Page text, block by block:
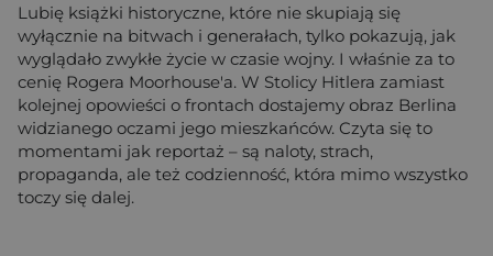
Lubię książki historyczne, które nie skupiają się
wyłącznie na bitwach i generałach, tylko pokazują, jak
wyglądało zwykłe życie w czasie wojny. I właśnie za to
cenię Rogera Moorhouse'a. W Stolicy Hitlera zamiast
kolejnej opowieści o frontach dostajemy obraz Berlina
widzianego oczami jego mieszkańców. Czyta się to
momentami jak reportaż – są naloty, strach,
propaganda, ale też codzienność, która mimo wszystko
toczy się dalej.